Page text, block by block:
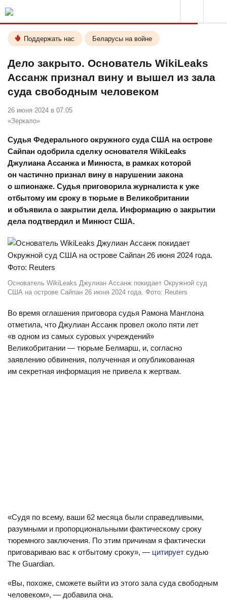
Поддержать нас Беларусы на войне
Дело закрыто. Основатель WikiLeaks
Ассанж признал вину и вышел из зала
суда свободным человеком
26 июня 2024 в 07.05
«Зеркало»
Судья Федерального окружного суда США на острове
Сайпан одобрила сделку основателя WikiLeaks
Джулиана Ассанжа и Минюста, в рамках которой
он частично признал вину в нарушении закона
о шпионаже. Судья приговорила журналиста к уже
отбытому им сроку в тюрьме в Великобритании
и объявила о закрытии дела. Информацию о закрытии
дела подтвердил и Минюст США.
Основатель WikiLeaks Джулиан Ассанж покидает Окружной суд
США на острове Сайпан 26 июня 2024 года. Фото: Reuters
Во время оглашения приговора судья Рамона Манглона
отметила, что Джулиан Ассанж провел около пяти лет
«в одном из самых суровых учреждений»
Великобритании — тюрьме Белмарш, и, согласно
заявлению обвинения, полученная и опубликованная
им секретная информация не привела к жертвам.
«Судя по всему, ваши 62 месяца были справедливыми,
разумными и пропорциональными фактическому сроку
тюремного заключения. По этим причинам я фактически
приговариваю вас к отбытому сроку», — цитирует судью
The Guardian.
«Вы, похоже, сможете выйти из этого зала суда свободным
человеком», — добавила она.